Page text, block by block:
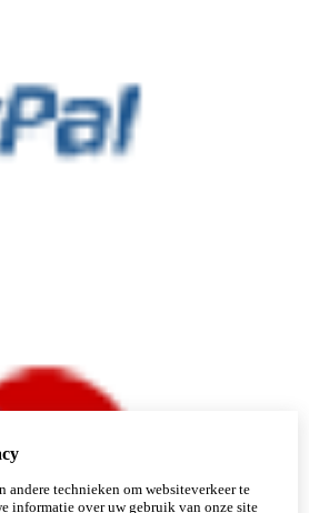
andere technieken om websiteverkeer te
informatie over uw gebruik van onze site